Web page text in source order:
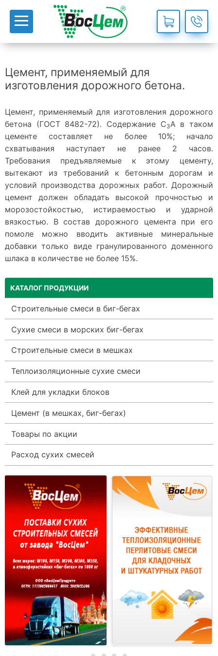
Цемент, применяемый для
изготовления дорожного бетона.
Цемент, применяемый для изготовления дорожного
бетона (ГОСТ 8482-72). Содержание С3А в таком
цементе составляет не более 10%; начало
схватывания наступает не ранее 2 часов.
Требования предъявляемые к этому цементу,
вытекают из требований к бетонным дорогам и
условий производства дорожных работ. Дорожный
цемент должен обладать высокой прочностью и
морозостойкостью, истираемостью и ударной
вязкостью. В состав дорожного цемента при его
помоле можно вводить активные минеральные
добавки только виде гранулированного доменного
шлака в количестве не более 15%.
КАТАЛОГ ПРОДУКЦИИ
Строительные смеси в биг-бегах
Сухие смеси в морских биг-бегах
Строительные смеси в мешках
Теплоизоляционные сухие смеси
Клей для укладки блоков
Цемент (в мешках, биг-бегах)
Товары по акции
Расход сухих смесей